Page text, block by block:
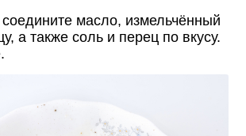
масло, измельчённый
а также соль и перец по вкусу.